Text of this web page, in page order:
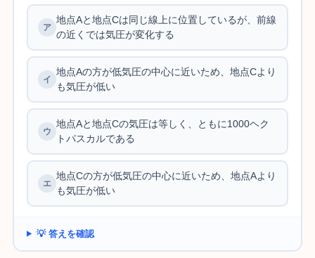
地点Aと地点Cは同じ線上に位置しているが、前線
の近くでは気圧が変化する
地点Aの方が低気圧の中心に近いため、地点Cより
も気圧が低い
地点Aと地点Cの気圧は等しく、ともに1000ヘク
トパスカルである
地点Cの方が低気圧の中心に近いため、地点Aより
も気圧が低い
💡 答えを確認